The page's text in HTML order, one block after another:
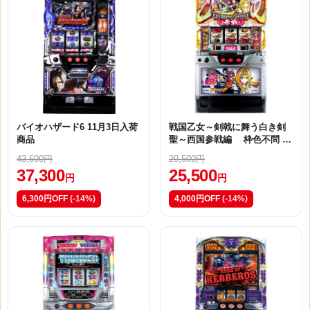
バイオハザード6 11月3日入荷
商品
43,600円
37,300 円
6,300円OFF (-14%)
戦国乙女～剣戟に舞う白き剣
聖～西国参戦編 枠色不問 11
29,500円
25,500 円
4,000円OFF (-14%)